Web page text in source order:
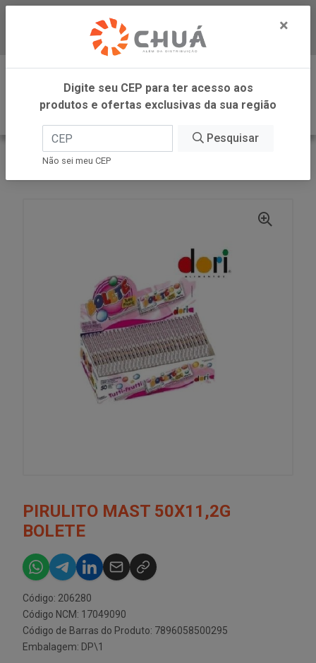
Baixe já nosso APP
0
INÍCIO
DORI - ATACADO
PIRULITO MAST 50X11,2G
BOLETE
Código: 206280
Código NCM: 17049090
Código de Barras do Produto: 7896058500295
Embalagem: DP\1
×
Digite seu CEP para ter acesso aos
produtos e ofertas exclusivas da sua região
Pesquisar
Não sei meu CEP